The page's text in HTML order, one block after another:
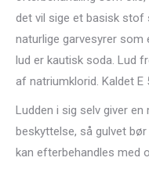
det vil sige et basisk stof
naturlige garvesyrer
lud er kautisk soda. Lud
af natriumklorid. Kaldet E
Ludden i sig selv giver
beskyttelse, så gulvet
kan efterbehandles med